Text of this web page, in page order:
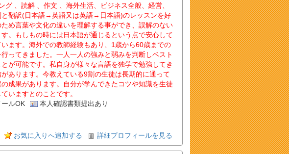
グ 、読解 、作文 、海外生活、ビジネス全般、経営、
と翻訳(日本語→英語又は英語→日本語)のレッスンを好
め言葉や文化の違いを理解する事ができ、誤解のない
。もしもの時には日本語が通じるという点で安心して
ます。海外での教師経験もあり、1歳から60歳までの
ってきました。一人一人の強みと弱みを判断しベスト
が可能です。私自身が様々な言語を独学で勉強してき
あります。今教えている9割の生徒は長期的に通って
成果があります。自分が学んできたコツや知識を生徒
いますとのことです。
ールOK
本人確認書類提出あり
お気に入りへ追加する 詳細プロフィールを見る